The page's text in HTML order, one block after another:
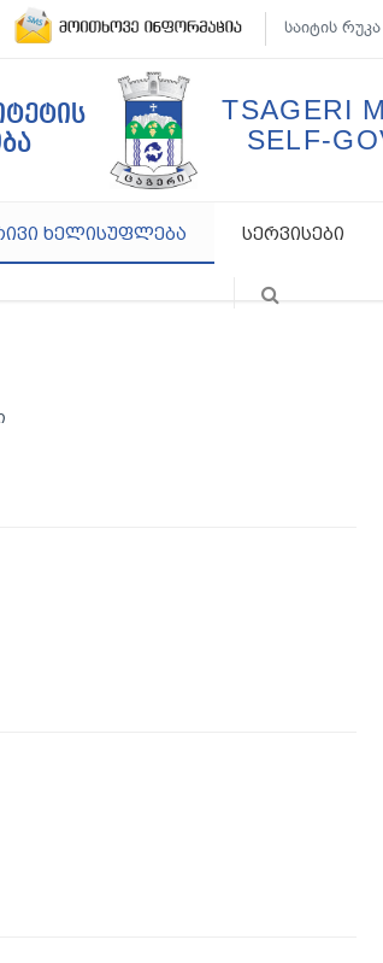
საიტის რუკა
TSAGERI
SELF-
ხელისუფლება სერვისები